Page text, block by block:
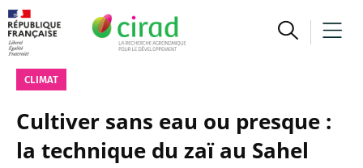
CLIMAT
Cultiver sans eau ou presque :
la technique du zaï au Sahel